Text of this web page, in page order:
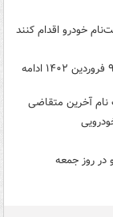
خودرو اقدام کنند
سامانه عرضه خودروهای وارداتی باز شد/ ثبت نام تا ۹ فروردین ۱۴۰۲ ادامه
نام آخرین متقاضی